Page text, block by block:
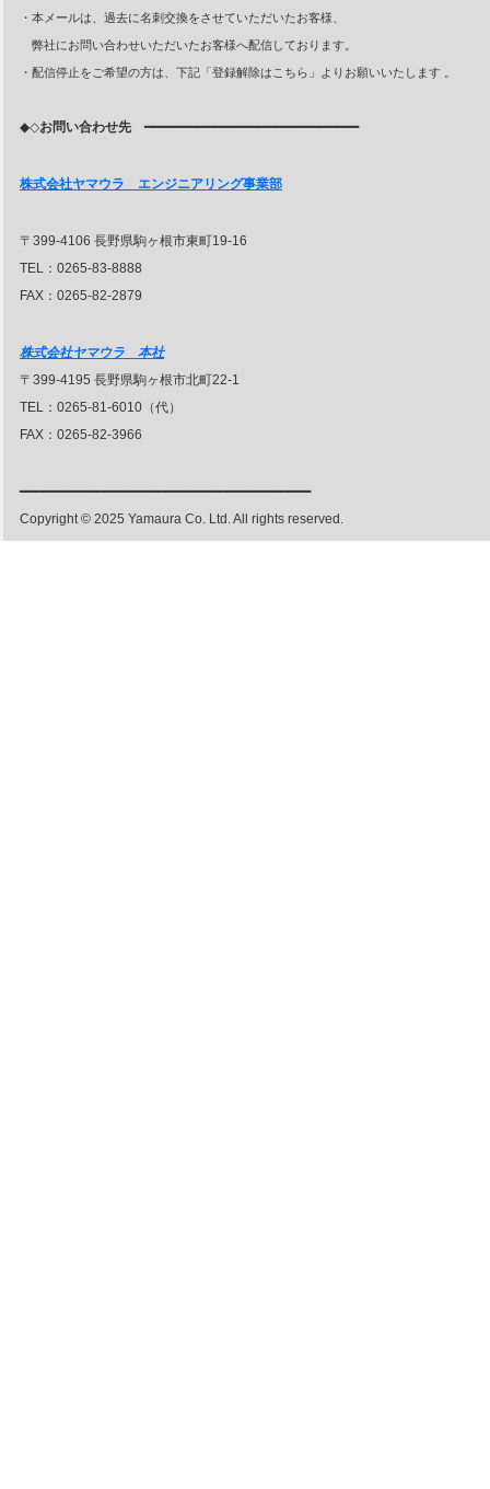
・本メールは、過去に名刺交換をさせていただいたお客様、
弊社にお問い合わせいただいたお客様へ配信しております。
・配信停止をご希望の方は、下記「登録解除はこちら」よりお願いいたします 。
◆◇お問い合わせ先 ━━━━━━━━━━━━━━━━━━━━━━━━━━━━
株式会社ヤマウラ エンジニアリング事業部
〒399-4106 長野県駒ヶ根市東町19-16
TEL：0265-83-8888
FAX：0265-82-2879
株式会社ヤマウラ 本社
〒399-4195 長野県駒ヶ根市北町22-1
TEL：0265-81-6010（代）
FAX：0265-82-3966
━━━━━━━━━━━━━━━━━━━━━━━━━━━━━━━━━━━━━━
Copyright © 2025 Yamaura Co. Ltd. All rights reserved.